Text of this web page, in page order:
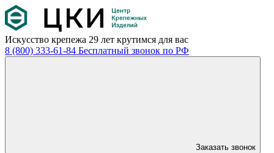
Искусство крепежа 29 лет крутимся для вас
8 (800) 333-61-84 Бесплатный звонок по РФ
Заказать звонок